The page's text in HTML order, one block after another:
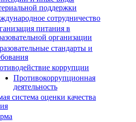
поддержки
сотрудничество
питания в
организации
стандарты и
коррупции
Противокоррупционная
деятельность
система оценки качества